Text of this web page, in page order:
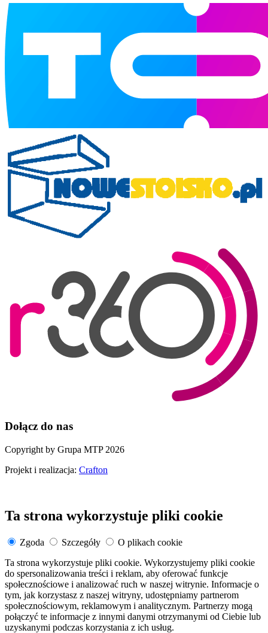
Dołącz do nas
Copyright by Grupa MTP 2026
Projekt i realizacja: Crafton
Ta strona wykorzystuje pliki cookie
Zgoda Szczegóły
O plikach cookie
Ta strona wykorzystuje pliki cookie. Wykorzystujemy pliki cookie
do spersonalizowania treści i reklam, aby oferować funkcje
społecznościowe i analizować ruch w naszej witrynie. Informacje o
tym, jak korzystasz z naszej witryny, udostępniamy partnerom
społecznościowym, reklamowym i analitycznym. Partnerzy mogą
połączyć te informacje z innymi danymi otrzymanymi od Ciebie lub
uzyskanymi podczas korzystania z ich usług.